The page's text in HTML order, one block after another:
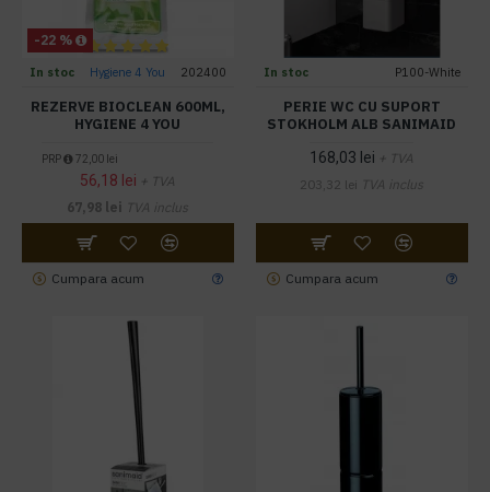
-22 %
In stoc Hygiene 4 You 202400
REZERVE BIOCLEAN 600ML,
HYGIENE 4 YOU
PRP 72,00 lei
56,18 lei + TVA
67,98 lei TVA inclus
Cumpara acum
In stoc P100-White
PERIE WC CU SUPORT
STOKHOLM ALB SANIMAID
168,03 lei + TVA
203,32 lei TVA inclus
Cumpara acum